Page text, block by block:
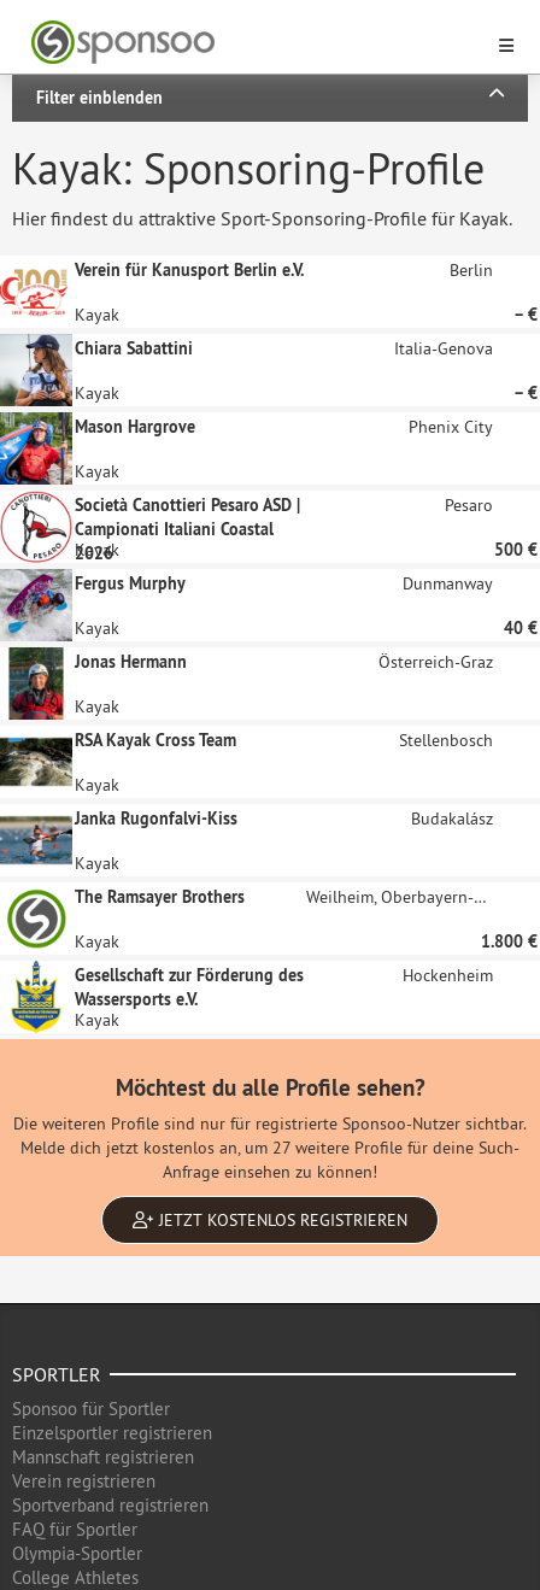
Filter einblenden
Kayak: Sponsoring-Profile
Hier findest du attraktive Sport-Sponsoring-Profile für Kayak.
Verein für Kanusport Berlin e.V. Berlin
Kayak
– €
Chiara Sabattini
Italia-Genova
Kayak
– €
Mason Hargrove
Phenix City
Kayak
Società Canottieri Pesaro ASD |
Campionati Italiani Coastal
2026
Pesaro
Kayak
500 €
Fergus Murphy
Dunmanway
Kayak
40 €
Jonas Hermann
Österreich-Graz
Kayak
RSA Kayak Cross Team
Stellenbosch
Kayak
Janka Rugonfalvi-Kiss
Budakalász
Kayak
The Ramsayer Brothers
Weilheim, Oberbayern-Huglfing
Kayak
1.800 €
Gesellschaft zur Förderung des
Wassersports e.V.
Hockenheim
Kayak
Möchtest du alle Profile sehen?
Die weiteren Profile sind nur für registrierte Sponsoo-Nutzer sichtbar.
Melde dich jetzt kostenlos an, um 27 weitere Profile für deine Such-
Anfrage einsehen zu können!
JETZT KOSTENLOS REGISTRIEREN
SPORTLER
Sponsoo für Sportler
Einzelsportler registrieren
Mannschaft registrieren
Verein registrieren
Sportverband registrieren
FAQ für Sportler
Olympia-Sportler
College Athletes